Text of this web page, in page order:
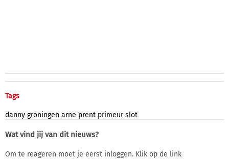
Tags
danny groningen arne prent primeur slot
Wat vind jij van dit nieuws?
Om te reageren moet je eerst inloggen. Klik op de link